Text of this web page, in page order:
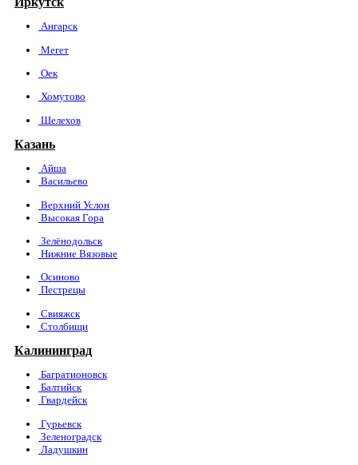
Ангарск
Мегет
Оек
Хомутово
Шелехов
Казань
Айша
Васильево
Верхний Услон
Высокая Гора
Зелёнодольск
Нижние Вязовые
Осиново
Пестрецы
Свияжск
Столбищи
Калининград
Багратионовск
Балтийск
Гвардейск
Гурьевск
Зеленоградск
Ладушкин